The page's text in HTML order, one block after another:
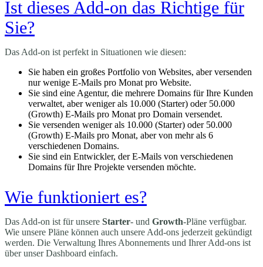
Ist dieses Add-on das Richtige für
Sie?
Das Add-on ist perfekt in Situationen wie diesen:
Sie haben ein großes Portfolio von Websites, aber versenden
nur wenige E-Mails pro Monat pro Website.
Sie sind eine Agentur, die mehrere Domains für Ihre Kunden
verwaltet, aber weniger als 10.000 (Starter) oder 50.000
(Growth) E-Mails pro Monat pro Domain versendet.
Sie versenden weniger als 10.000 (Starter) oder 50.000
(Growth) E-Mails pro Monat, aber von mehr als 6
verschiedenen Domains.
Sie sind ein Entwickler, der E-Mails von verschiedenen
Domains für Ihre Projekte versenden möchte.
Wie funktioniert es?
Das Add-on ist für unsere Starter- und Growth-Pläne verfügbar.
Wie unsere Pläne können auch unsere Add-ons jederzeit gekündigt
werden. Die Verwaltung Ihres Abonnements und Ihrer Add-ons ist
über unser Dashboard einfach.